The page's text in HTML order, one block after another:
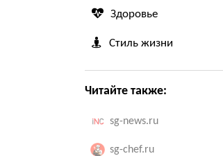
Здоровье
Стиль жизни
Читайте также:
sg-news.ru
sg-chef.ru